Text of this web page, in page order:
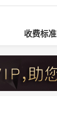
收费标准